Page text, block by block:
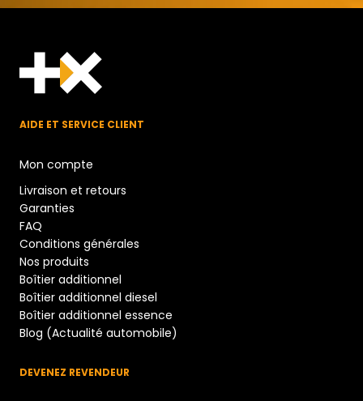
AIDE ET SERVICE CLIENT
Mon compte
Livraison et retours
Garanties
FAQ
Conditions générales
Nos produits
Boîtier additionnel
Boîtier additionnel diesel
Boîtier additionnel essence
Blog (Actualité automobile)
DEVENEZ REVENDEUR